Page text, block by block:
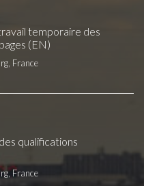
temporaire des
(EN)
France
qualifications
France